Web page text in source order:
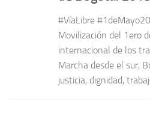
#VíaLibre
Movilización del 1ero
internacional de los
Marcha desde el sur,
justicia, dignidad,